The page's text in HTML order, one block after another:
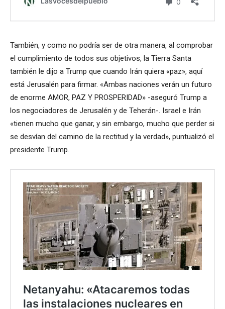
También, y como no podría ser de otra manera, al comprobar
el cumplimiento de todos sus objetivos, la Tierra Santa
también le dijo a Trump que cuando Irán quiera «paz», aquí
está Jerusalén para firmar. «Ambas naciones verán un futuro
de enorme AMOR, PAZ Y PROSPERIDAD» -aseguró Trump a
los negociadores de Jerusalén y de Teherán-. Israel e Irán
«tienen mucho que ganar, y sin embargo, mucho que perder si
se desvían del camino de la rectitud y la verdad», puntualizó el
presidente Trump.